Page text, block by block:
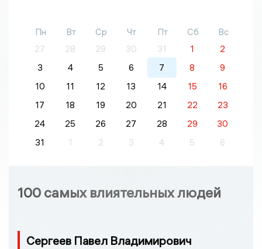
Пн Вт Ср Чт Пт Сб
Вс
27
28 29 30 31 1
2
3
4 5 6 7 8
9
10
11 12 13 14 15
16
17
18 19 20 21 22
23
24
25 26 27 28 29
30
31
1 2 3 4 5 6
100 самых влиятельных людей
Сергеев Павел Владимирович